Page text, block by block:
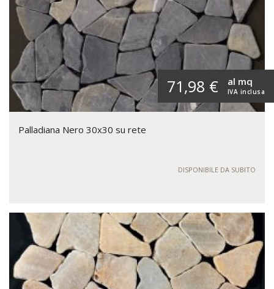
71,98 € IVA inclusa
al mq
Palladiana Nero 30x30 su rete
DISPONIBILE DA SUBITO